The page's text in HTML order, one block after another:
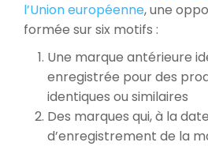
l’Union européenne, une
formée sur six motifs :
Une marque antérieure
enregistrée pour des
identiques ou similaires
Des marques qui, à la
d’enregistrement de la